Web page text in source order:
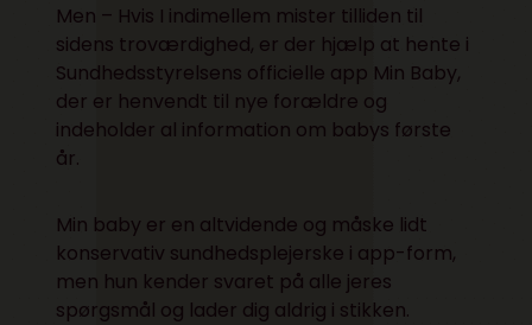
Men – Hvis I indimellem mister tilliden til
sidens troværdighed, er der hjælp at hente i
Sundhedsstyrelsens officielle app Min Baby,
der er henvendt til nye forældre og
indeholder al information om babys første
år.
Min baby er en altvidende og måske lidt
konservativ sundhedsplejerske i app-form,
men hun kender svaret på alle jeres
spørgsmål og lader dig aldrig i stikken.